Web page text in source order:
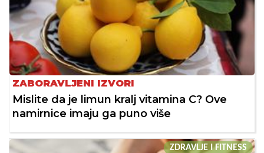
ZABORAVLJENI IZVORI
Mislite da je limun kralj vitamina C? Ove
namirnice imaju ga puno više
ZDRAVLJE I FITNESS